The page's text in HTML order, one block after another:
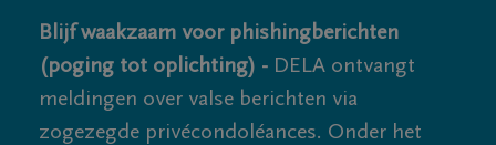
Blijf waakzaam voor phishingberichten
(poging tot oplichting) - DELA ontvangt
meldingen over valse berichten via
zogezegde privécondoléances. Onder het